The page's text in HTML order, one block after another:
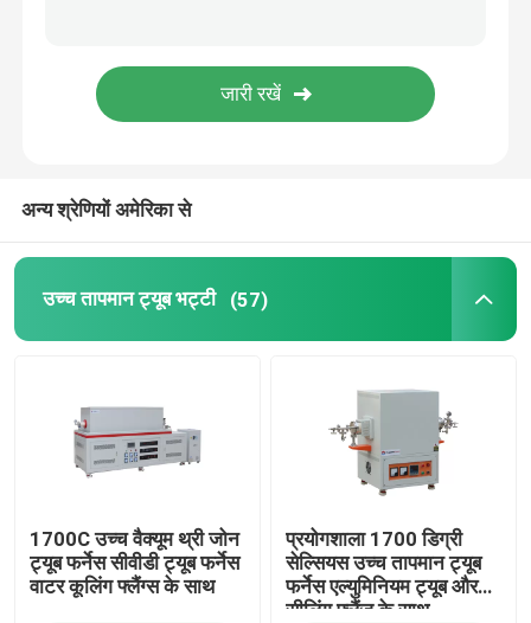
अन्य श्रेणियों अमेरिका से
उच्च तापमान ट्यूब भट्टी (57)
1700C उच्च वैक्यूम थ्री जोन
ट्यूब फर्नेस सीवीडी ट्यूब फर्नेस
वाटर कूलिंग फ्लैंग्स के साथ
प्रयोगशाला 1700 डिग्री
सेल्सियस उच्च तापमान ट्यूब
फर्नेस एल्युमिनियम ट्यूब और
सीलिंग फ्लैंज के साथ